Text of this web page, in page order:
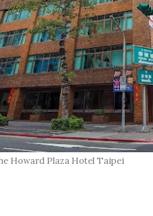
Howard Plaza Hotel Taipei